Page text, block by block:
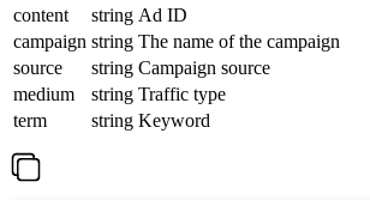
content
string Ad ID
campaign string The name of the campaign
source
string Campaign source
medium
string Traffic type
term
string Keyword